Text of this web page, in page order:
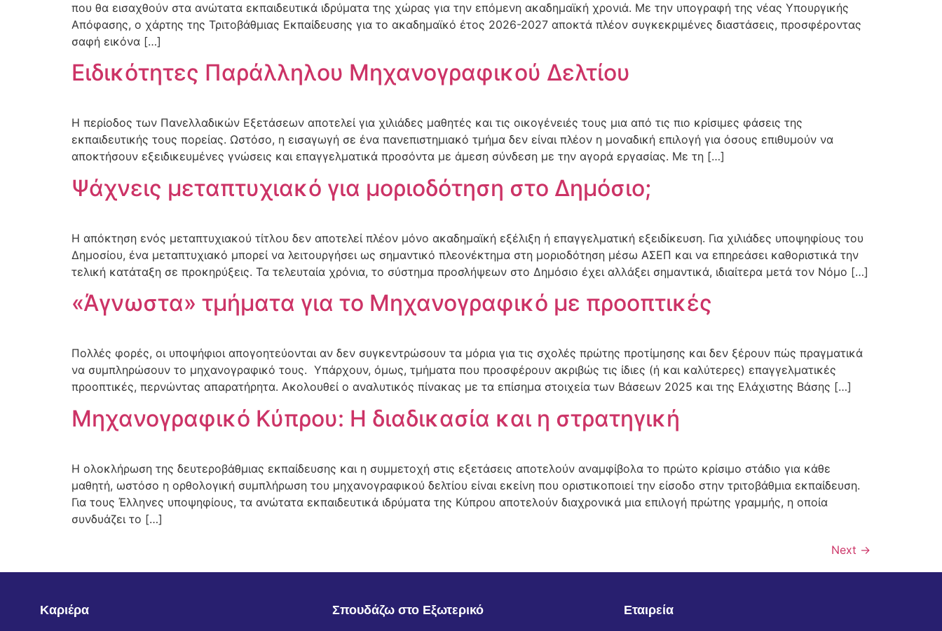
που θα εισαχθούν στα ανώτατα εκπαιδευτικά ιδρύματα της χώρας για την επόμενη ακαδημαϊκή χρονιά. Με την υπογραφή της νέας Υπουργικής
Απόφασης, ο χάρτης της Τριτοβάθμιας Εκπαίδευσης για το ακαδημαϊκό έτος 2026-2027 αποκτά πλέον συγκεκριμένες διαστάσεις, προσφέροντας
σαφή εικόνα […]
Ειδικότητες Παράλληλου Μηχανογραφικού Δελτίου
Η περίοδος των Πανελλαδικών Εξετάσεων αποτελεί για χιλιάδες μαθητές και τις οικογένειές τους μια από τις πιο κρίσιμες φάσεις της
εκπαιδευτικής τους πορείας. Ωστόσο, η εισαγωγή σε ένα πανεπιστημιακό τμήμα δεν είναι πλέον η μοναδική επιλογή για όσους επιθυμούν να
αποκτήσουν εξειδικευμένες γνώσεις και επαγγελματικά προσόντα με άμεση σύνδεση με την αγορά εργασίας. Με τη […]
Ψάχνεις μεταπτυχιακό για μοριοδότηση στο Δημόσιο;
Η απόκτηση ενός μεταπτυχιακού τίτλου δεν αποτελεί πλέον μόνο ακαδημαϊκή εξέλιξη ή επαγγελματική εξειδίκευση. Για χιλιάδες υποψηφίους του
Δημοσίου, ένα μεταπτυχιακό μπορεί να λειτουργήσει ως σημαντικό πλεονέκτημα στη μοριοδότηση μέσω ΑΣΕΠ και να επηρεάσει καθοριστικά την
τελική κατάταξη σε προκηρύξεις. Τα τελευταία χρόνια, το σύστημα προσλήψεων στο Δημόσιο έχει αλλάξει σημαντικά, ιδιαίτερα μετά τον Νόμο […]
«Άγνωστα» τμήματα για το Μηχανογραφικό με προοπτικές
Πολλές φορές, οι υποψήφιοι απογοητεύονται αν δεν συγκεντρώσουν τα μόρια για τις σχολές πρώτης προτίμησης και δεν ξέρουν πώς πραγματικά
να συμπληρώσουν το μηχανογραφικό τους. Υπάρχουν, όμως, τμήματα που προσφέρουν ακριβώς τις ίδιες (ή και καλύτερες) επαγγελματικές
προοπτικές, περνώντας απαρατήρητα. Ακολουθεί ο αναλυτικός πίνακας με τα επίσημα στοιχεία των Βάσεων 2025 και της Ελάχιστης Βάσης […]
Μηχανογραφικό Κύπρου: Η διαδικασία και η στρατηγική
Η ολοκλήρωση της δευτεροβάθμιας εκπαίδευσης και η συμμετοχή στις εξετάσεις αποτελούν αναμφίβολα το πρώτο κρίσιμο στάδιο για κάθε
μαθητή, ωστόσο η ορθολογική συμπλήρωση του μηχανογραφικού δελτίου είναι εκείνη που οριστικοποιεί την είσοδο στην τριτοβάθμια εκπαίδευση.
Για τους Έλληνες υποψηφίους, τα ανώτατα εκπαιδευτικά ιδρύματα της Κύπρου αποτελούν διαχρονικά μια επιλογή πρώτης γραμμής, η οποία
συνδυάζει το […]
Next →
Καριέρα Σπουδάζω στο Εξωτερικό Εταιρεία